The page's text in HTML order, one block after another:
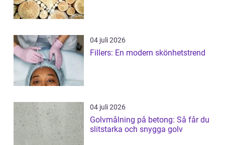
04 juli 2026
Fillers: En modern skönhetstrend
04 juli 2026
Golvmålning på betong: Så får du
slitstarka och snygga golv